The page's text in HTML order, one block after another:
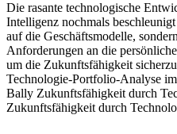
Die rasante technologische
Intelligenz nochmals
auf die Geschäftsmodelle,
Anforderungen an die
um die Zukunftsfähigkeit
Technologie-Portfolio-Analyse
Bally Zukunftsfähigkeit durch
Zukunftsfähigkeit durch